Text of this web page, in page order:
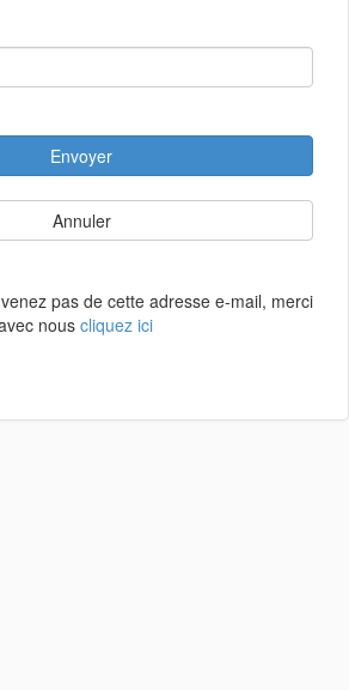
Envoyer
Annuler
pas de cette adresse e-mail, merci
nous cliquez ici